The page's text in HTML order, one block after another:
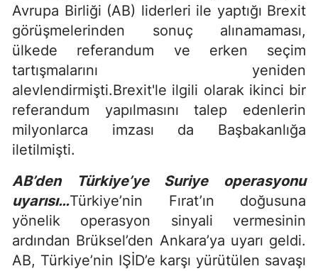
Avrupa Birliği (AB) liderleri ile yaptığı Brexit
görüşmelerinden sonuç alınamaması,
ülkede referandum ve erken seçim
tartışmalarını yeniden
alevlendirmişti.Brexit'le ilgili olarak ikinci bir
referandum yapılmasını talep edenlerin
milyonlarca imzası da Başbakanlığa
iletilmişti.
AB’den Türkiye’ye Suriye operasyonu
uyarısı…Türkiye’nin Fırat’ın doğusuna
yönelik operasyon sinyali vermesinin
ardından Brüksel’den Ankara’ya uyarı geldi.
AB, Türkiye’nin IŞİD’e karşı yürütülen savaşı